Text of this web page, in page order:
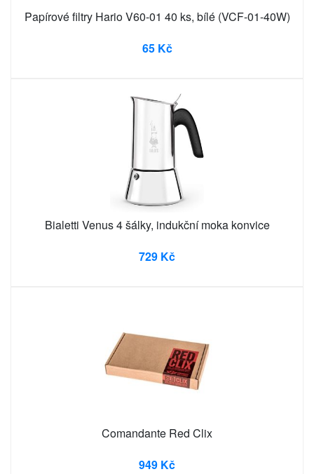
Papírové filtry Hario V60-01 40 ks, bílé (VCF-01-40W)
65 Kč
Bialetti Venus 4 šálky, indukční moka konvice
729 Kč
Comandante Red Clix
949 Kč